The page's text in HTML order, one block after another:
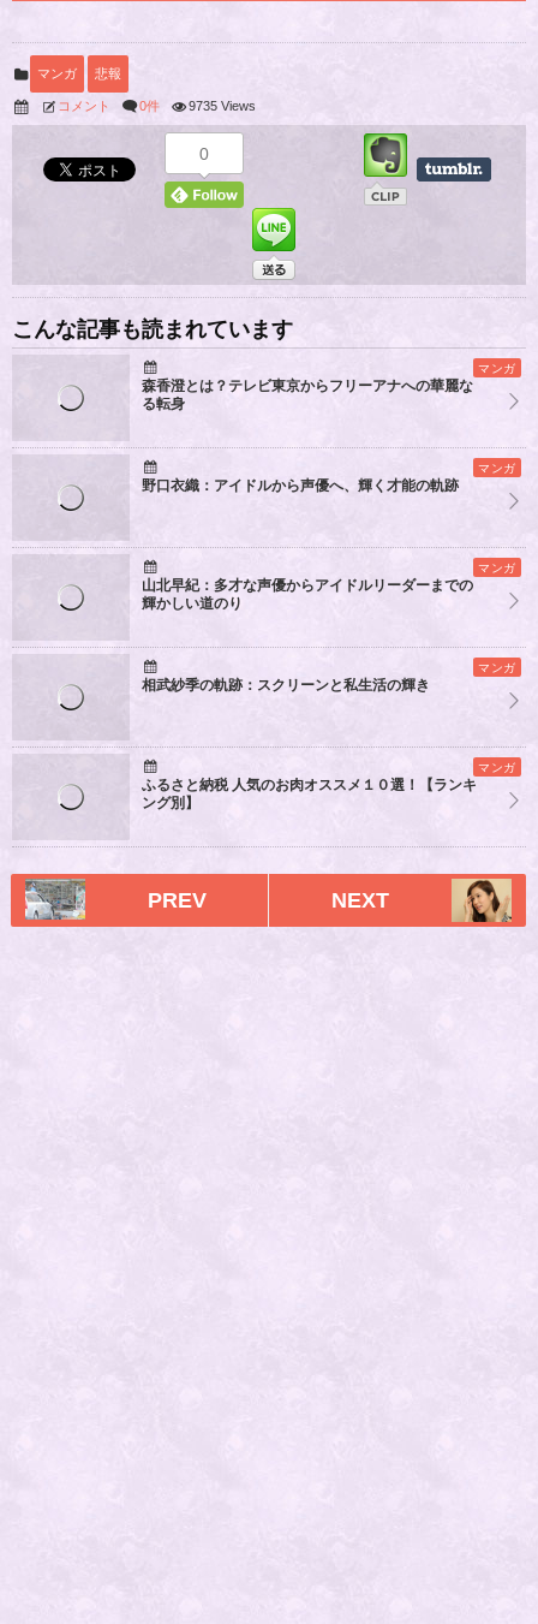
マンガ 悲報
コメント 0件 9735 Views
0
こんな記事も読まれています
マンガ
森香澄とは？テレビ東京からフリーアナへの華麗な
る転身
マンガ
野口衣織：アイドルから声優へ、輝く才能の軌跡
マンガ
山北早紀：多才な声優からアイドルリーダーまでの
輝かしい道のり
マンガ
相武紗季の軌跡：スクリーンと私生活の輝き
マンガ
ふるさと納税 人気のお肉オススメ１０選！【ランキ
ング別】
PREV NEXT